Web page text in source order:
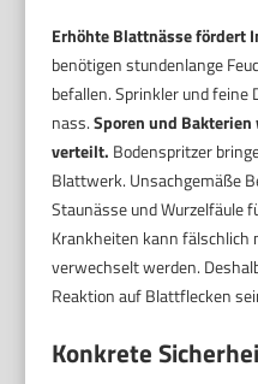
Erhöhte Blattnässe fördert
benötigen stundenlange
befallen. Sprinkler und
nass.Sporen und
verteilt. Bodenspritzer
Blattwerk. Unsachgemäße
Staunässe und Wurzelfäule
Krankheiten kann
verwechselt werden.
Reaktion auf Blattflecken
Konkrete